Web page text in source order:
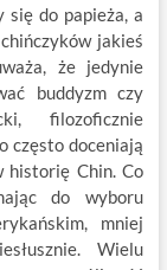
się do papieża, a
jakieś
że jedynie
buddyzm czy
filozoficznie
często doceniają
historię Chin. Co
do wyboru
mniej
Wielu